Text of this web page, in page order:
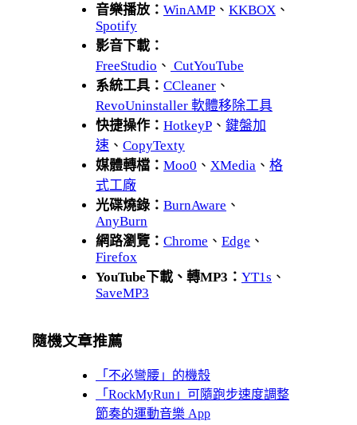
音樂播放： WinAMP 、 KKBOX 、
Spotify
影音下載：
FreeStudio 、 CutYouTube
系統工具： CCleaner 、
RevoUninstaller 軟體移除工具
快捷操作： HotkeyP 、 鍵盤加
速 、 CopyTexty
媒體轉檔： Moo0 、 XMedia 、 格
式工廠
光碟燒錄： BurnAware 、
AnyBurn
網路瀏覽： Chrome 、 Edge 、
Firefox
YouTube下載、轉MP3： YT1s 、
SaveMP3
隨機文章推薦
「不必彎腰」的機殼
「RockMyRun」可隨跑步速度調整
節奏的運動音樂 App